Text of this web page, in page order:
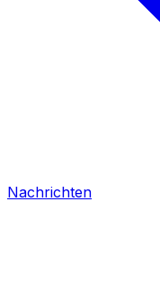
Nachrichten